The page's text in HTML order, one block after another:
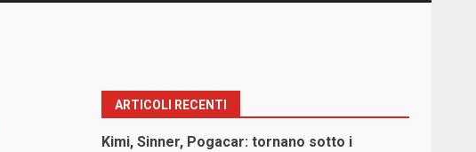
ARTICOLI RECENTI
Kimi, Sinner, Pogacar: tornano sotto i